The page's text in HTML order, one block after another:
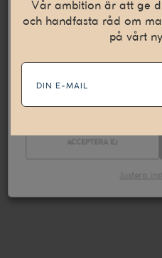
Vår ambition är att ge
och handfasta råd om
på vårt
E-
mail
samla in statistik och för att
annonser på andra
ACCEPTERA EJ
Justera